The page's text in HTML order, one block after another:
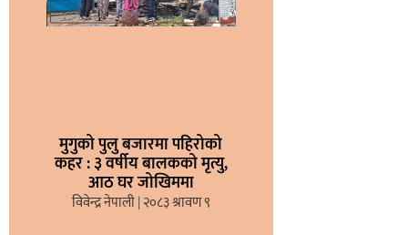
मुगुको पुलु बजारमा पहिरोको
कहर : ३ वर्षीय बालकको मृत्यु,
आठ घर जोखिममा
विवेन्द्र नेपाली २०८३ श्रावण ९